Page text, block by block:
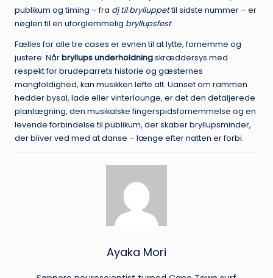
publikum og timing – fra dj til brylluppettil sidste nummer – er
nøglen til en uforglemmelig bryllupsfest.
Fælles for alle tre cases er evnen til at lytte, fornemme og
justere. Nårbryllups underholdningskræddersys med
respekt for brudeparrets historie og gæsternes
mangfoldighed, kan musikken løfte alt. Uanset om rammen
hedder bysal, lade eller vinterlounge, er det den detaljerede
planlægning, den musikalske fingerspidsfornemmelse og en
levende forbindelse til publikum, der skaber bryllupsminder,
der bliver ved med at danse – længe efter natten er forbi.
Ayaka Mori